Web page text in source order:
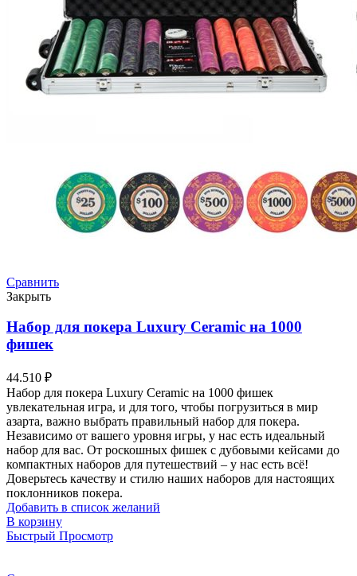
Сравнить
Закрыть
Набор для покера Luxury Ceramic на 1000
фишек
44.510 ₽
Набор для покера Luxury Ceramic на 1000 фишек
увлекательная игра, и для того, чтобы погрузиться в мир
азарта, важно выбрать правильный набор для покера.
Независимо от вашего уровня игры, у нас есть идеальный
набор для вас. От роскошных фишек с дубовыми кейсами до
компактных наборов для путешествий – у нас есть всё!
Доверьтесь качеству и стилю наших наборов для настоящих
поклонников покера.
Добавить в список желаний
В корзину
Быстрый Просмотр